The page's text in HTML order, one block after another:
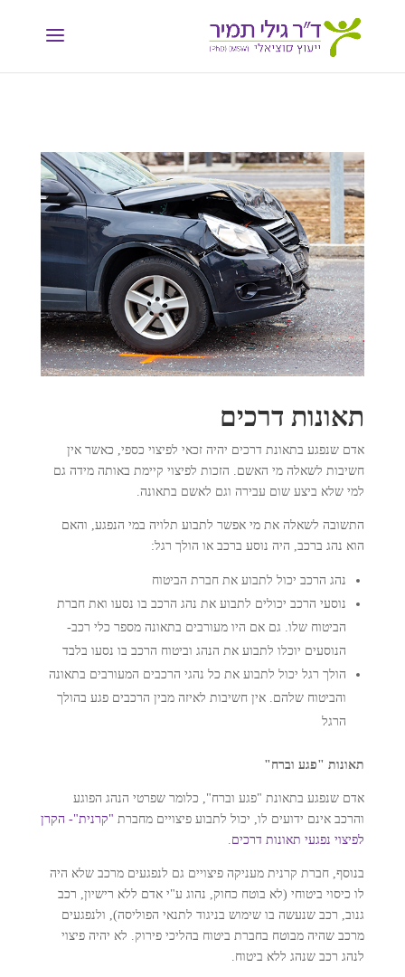
תאונות דרכים
אדם שנפגע בתאונת דרכים יהיה זכאי לפיצוי כספי, כאשר אין
חשיבות לשאלה מי האשם. הזכות לפיצוי קיימת באותה מידה גם
למי שלא ביצע שום עבירה וגם לאשם בתאונה.
התשובה לשאלה את מי אפשר לתבוע תלויה במי הנפגע, והאם
הוא נהג ברכב, היה נוסע ברכב או הולך רגל:
נהג הרכב יכול לתבוע את חברת הביטוח
נוסעי הרכב יכולים לתבוע את נהג הרכב בו נסעו ואת חברת
הביטוח שלו. גם אם היו מעורבים בתאונה מספר כלי רכב-
הנוסעים יוכלו לתבוע את הנהג וביטוח הרכב בו נסעו בלבד
הולך רגל יכול לתבוע את כל נהגי הרכבים המעורבים בתאונה
והביטוח שלהם. אין חשיבות לאיזה מבין הרכבים פגע בהולך
הרגל
תאונות "פגע וברח"
אדם שנפגע בתאונת "פגע וברח", כלומר שפרטי הנהג הפוגע
והרכב אינם ידועים לו, יכול לתבוע פיצויים מחברת "קרנית"- הקרן
לפיצוי נפגעי תאונות דרכים
בנוסף, חברת קרנית מעניקה פיצויים גם לנפגעים מרכב שלא היה
לו כיסוי ביטוחי (לא בוטח כחוק, נהוג ע"י אדם ללא רישיון, רכב
גנוב, רכב שנעשה בו שימוש בניגוד לתנאי הפוליסה), ולנפגעים
מרכב שהיה מבוטח בחברת ביטוח בהליכי פירוק. לא יהיה פיצוי
לנהג רכב שנהג ללא ביטוח.